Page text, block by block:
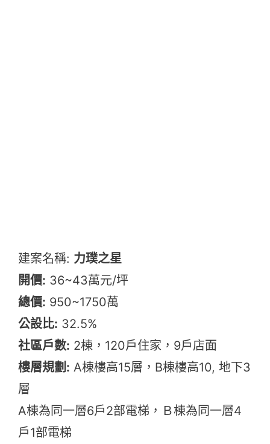
建案名稱: 力璞之星
開價: 36~43萬元/坪
總價: 950~1750萬
公設比: 32.5%
社區戶數: 2棟，120戶住家，9戶店面
樓層規劃: A棟樓高15層，B棟樓高10, 地下3
層
A棟為同一層6戶2部電梯，Ｂ棟為同一層4
戶1部電梯